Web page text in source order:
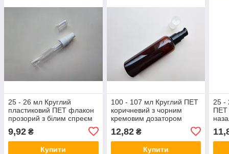
25 - 26 мл Круглий
пластиковий ПЕТ флакон
прозорий з білим спреєм
пляшка, флакони,
пластмасовий
9,92 ₴
Купити
100 - 107 мл Круглий ПЕТ
коричневий з чорним
кремовим дозатором
флакон пластиковий
12,82₴
Купити
25 -
ПЕТ